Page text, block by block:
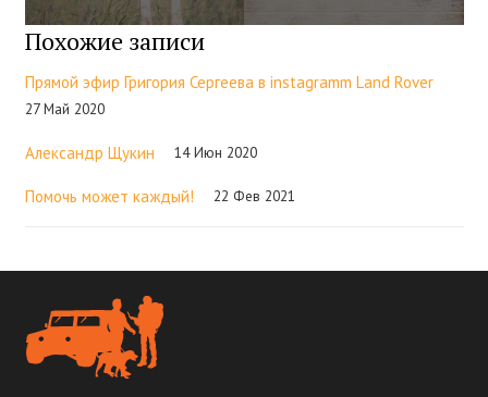
Похожие записи
Прямой эфир Григория Сергеева в instagramm Land Rover
27 Май 2020
Александр Щукин 14 Июн 2020
Помочь может каждый! 22 Фев 2021